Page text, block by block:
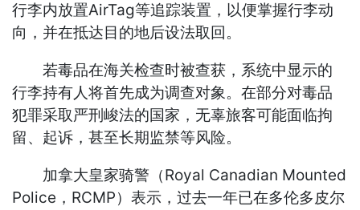
行李内放置AirTag等追踪装置，以便掌握行李动
向，并在抵达目的地后设法取回。
若毒品在海关检查时被查获，系统中显示的
行李持有人将首先成为调查对象。在部分对毒品
犯罪采取严刑峻法的国家，无辜旅客可能面临拘
留、起诉，甚至长期监禁等风险。
加拿大皇家骑警（Royal Canadian Mounted
Police，RCMP）表示，过去一年已在多伦多皮尔